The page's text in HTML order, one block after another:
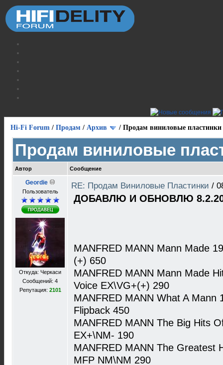
Hi-Fi Forum / Продам / Архив / Продам виниловые пластинки
Продам виниловые
Автор Сообщение
Geordie
Пользователь
Откуда: Черкаси
Сообщений: 4
Репутация: 2101
RE: Продам Виниловые Пластинки /
ДОБАВЛЮ И ОБНОВЛЮ
MANFRED MANN Mann Made
(+) 650
MANFRED MANN Mann Made
Voice EX\VG+(+) 290
MANFRED MANN What A Mann
Flipback 450
MANFRED MANN The Big Hits
EX+\NM- 190
MANFRED MANN The Greatest
MFP NM\NM 290